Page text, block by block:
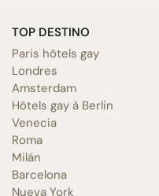
TOP DESTINO
Paris hôtels gay
Londres
Amsterdam
Hôtels gay à Berlin
Venecia
Roma
Milán
Barcelona
Nueva York